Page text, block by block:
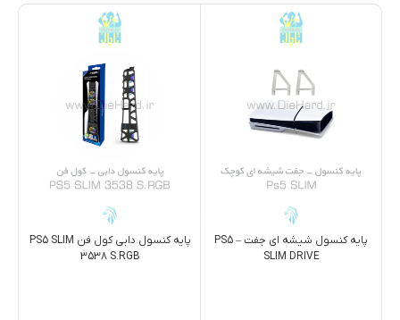
پایه کنسول شیشه ای جفت – PS5
SLIM DRIVE
پایه کنسول دابی کول فن PS5 SLIM
3538 S.RGB